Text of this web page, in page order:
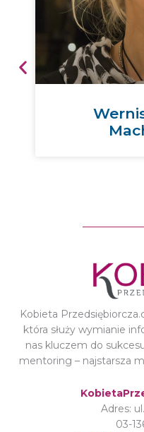
Kobieta
która służy wymianie
nas kluczem do
mentoring – najstarsza
Adres:
03-